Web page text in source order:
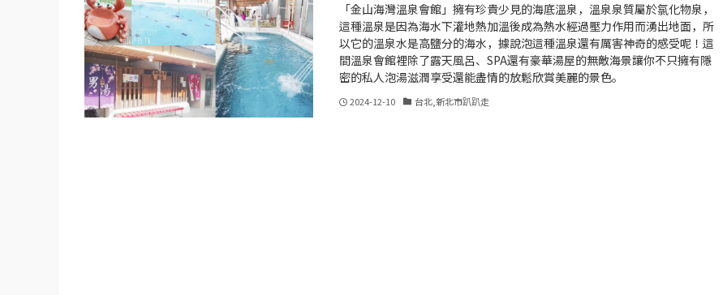
「金山海灣溫泉會館」擁有珍貴少見的海底溫泉，溫泉泉質屬於氯化物泉，
這種溫泉是因為海水下灌地熱加溫後成為熱水經過壓力作用而湧出地面，所
以它的溫泉水是高鹽分的海水，據說泡這種溫泉還有厲害神奇的感受呢！這
間溫泉會館裡除了露天風呂、SPA還有豪華湯屋的無敵海景讓你不只擁有隱
密的私人泡湯滋潤享受還能盡情的放鬆欣賞美麗的景色。
2024-12-10 台北,新北市趴趴走